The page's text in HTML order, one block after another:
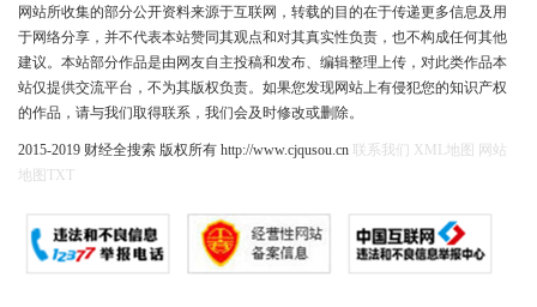
网站所收集的部分公开资料来源于互联网，转载的目的在于传递更多信息及用
于网络分享，并不代表本站赞同其观点和对其真实性负责，也不构成任何其他
建议。本站部分作品是由网友自主投稿和发布、编辑整理上传，对此类作品本
站仅提供交流平台，不为其版权负责。如果您发现网站上有侵犯您的知识产权
的作品，请与我们取得联系，我们会及时修改或删除。
2015-2019 财经全搜索 版权所有 http://www.cjqusou.cn 联系我们 XML地图
网站
地图
TXT